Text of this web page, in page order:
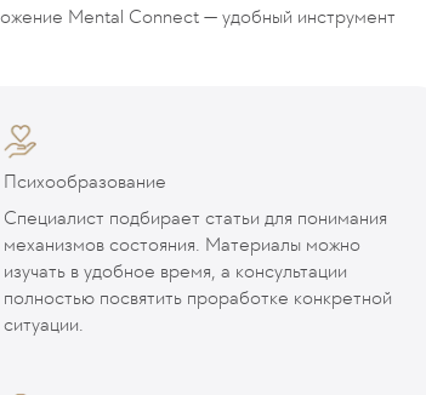
Mental Connect — удобный инструмент
Психообразование
Специалист подбирает статьи для понимания
механизмов состояния. Материалы можно
изучать в удобное время, а консультации
полностью посвятить проработке конкретной
ситуации.